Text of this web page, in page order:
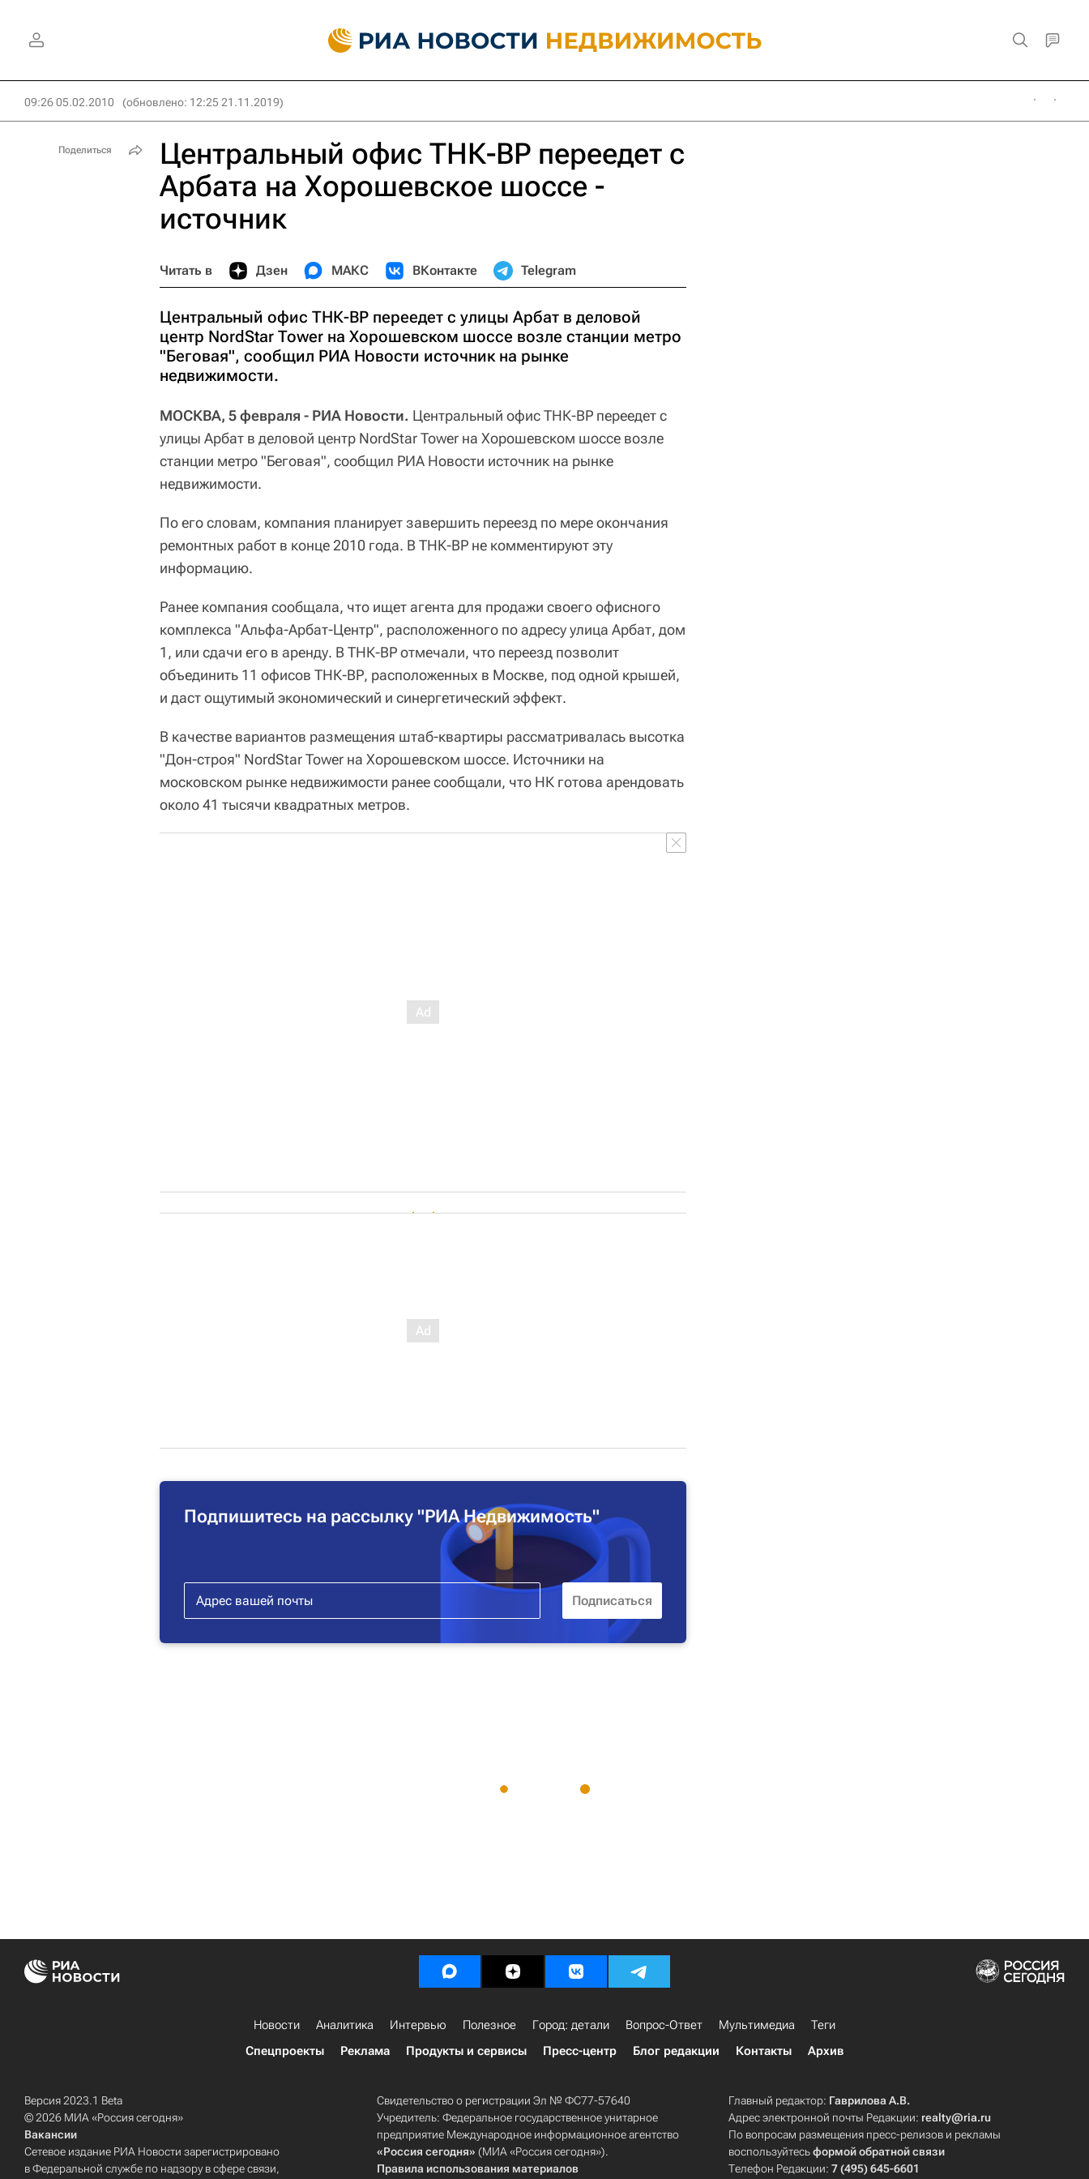
09:26 05.02.2010 (обновлено: 12:25 21.11.2019)
Центральный офис ТНК-BP переедет с
Арбата на Хорошевское шоссе -
источник
Читать в Дзен МАКС ВКонтакте Telegram
Центральный офис ТНК-BP переедет с улицы Арбат в деловой
центр NordStar Tower на Хорошевском шоссе возле станции метро
"Беговая", сообщил РИА Новости источник на рынке
недвижимости.
МОСКВА, 5 февраля - РИА Новости. Центральный офис ТНК-BP переедет с
улицы Арбат в деловой центр NordStar Tower на Хорошевском шоссе возле
станции метро "Беговая", сообщил РИА Новости источник на рынке
недвижимости.
По его словам, компания планирует завершить переезд по мере окончания
ремонтных работ в конце 2010 года. В ТНК-BP не комментируют эту
информацию.
Ранее компания сообщала, что ищет агента для продажи своего офисного
комплекса "Альфа-Арбат-Центр", расположенного по адресу улица Арбат, дом
1, или сдачи его в аренду. В ТНК-ВР отмечали, что переезд позволит
объединить 11 офисов ТНК-ВР, расположенных в Москве, под одной крышей,
и даст ощутимый экономический и синергетический эффект.
В качестве вариантов размещения штаб-квартиры рассматривалась высотка
"Дон-строя" NordStar Tower на Хорошевском шоссе. Источники на
московском рынке недвижимости ранее сообщали, что НК готова арендовать
около 41 тысячи квадратных метров.
Подпишитесь на рассылку "РИА Недвижимость"
Поделиться
Новости Аналитика Интервью Полезное Город: детали Вопрос-Ответ Мультимедиа
Теги
Спецпроекты
Реклама Продукты и сервисы Пресс-центр Блог редакции Контакты Архив
Версия 2023.1 Beta
© 2026 МИА «Россия сегодня»
Вакансии
Сетевое издание РИА Новости зарегистрировано
в Федеральной службе по надзору в сфере связи,
Свидетельство о регистрации Эл № ФС77-57640
Учредитель: Федеральное государственное унитарное
предприятие Международное информационное агентство
«Россия сегодня» (МИА «Россия сегодня»).
Правила использования материалов
Главный редактор: Гаврилова А.В.
Адрес электронной почты Редакции: realty@ria.ru
По вопросам размещения пресс-релизов и рекламы
воспользуйтесьформой обратной связи
Телефон Редакции:7 (495) 645-6601